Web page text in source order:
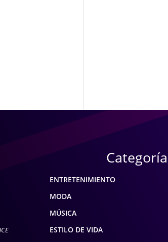
ENTRETENIMIENTO
MODA
MÚSICA
ESTILO DE VIDA